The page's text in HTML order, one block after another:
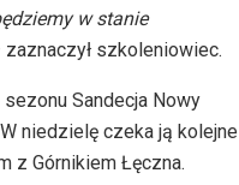
w stanie
szkoleniowiec.
Sandecja Nowy
niedzielę czeka ją kolejne
z Górnikiem Łęczna.